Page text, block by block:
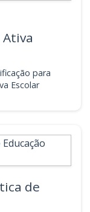
para
Escolar
de